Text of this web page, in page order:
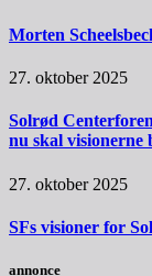
Morten
27. oktober 2025
Solrød
nu skal visionerne
27. oktober 2025
SFs visioner for
annonce